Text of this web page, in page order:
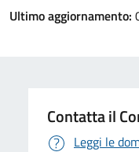
Ultimo aggiornamento:
Contatta il
Leggi le